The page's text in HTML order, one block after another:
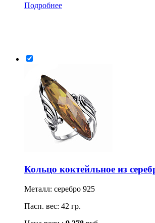
Подробнее
Кольцо коктейльное из
Металл: серебро 925
Пасп. вес: 42 гр.